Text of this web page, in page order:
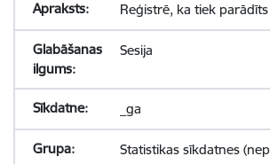
Reģistrē, ka tiek
Sesija
_ga
Statistikas sīkdatnes